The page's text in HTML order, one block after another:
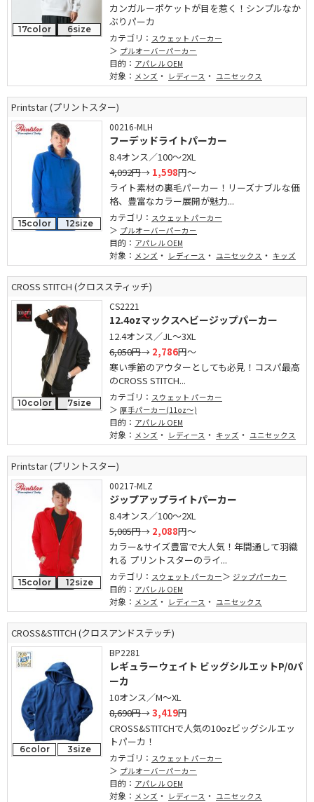
17color 6size
カンガルーポケットが目を惹く！シンプルなか
ぶりパーカ
カテゴリ： スウェット パーカー
プルオーバーパーカー
目的： アパレル OEM
対象： メンズ ・ レディース ・ ユニセックス
Printstar (プリントスター)
15color 12size
00216-MLH
フーデッドライトパーカー
8.4オンス／100～2XL
4,092円→ 1,598円～
ライト素材の裏毛パーカー！リーズナブルな価
格、豊富なカラー展開が魅力...
カテゴリ： スウェット パーカー
プルオーバーパーカー
目的： アパレル OEM
対象： メンズ ・ レディース ・ ユニセックス ・ キッズ
CROSS STITCH (クロススティッチ)
10color 7size
CS2221
12.4ozマックスヘビージップパーカー
12.4オンス／JL～3XL
6,050円→ 2,786円～
寒い季節のアウターとしても必見！コスパ最高
のCROSS STITCH...
カテゴリ： スウェット パーカー
厚手パーカー(11oz～)
目的： アパレル OEM
対象： メンズ ・ レディース ・ キッズ ・ ユニセックス
Printstar (プリントスター)
15color 12size
00217-MLZ
ジップアップライトパーカー
8.4オンス／100～2XL
5,005円→ 2,088円～
カラー&サイズ豊富で大人気！年間通して羽織
れる プリントスターのライ...
カテゴリ： スウェット パーカー ジップパーカー
目的： アパレル OEM
対象： メンズ ・ レディース ・ ユニセックス
CROSS&STITCH (クロスアンドステッチ)
6color 3size
BP2281
レギュラーウェイト ビッグシルエットP/0パ
ーカ
10オンス／M～XL
8,690円→3,419円
CROSS&STITCHで人気の10ozビッグシルエッ
トパーカ！
カテゴリ： スウェット パーカー
プルオーバーパーカー
目的： アパレル OEM
対象： メンズ ・ レディース ・ ユニセックス